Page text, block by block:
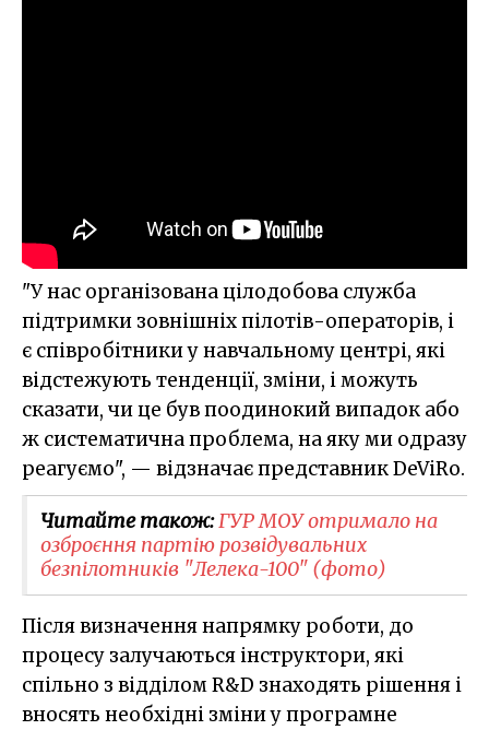
"У нас організована цілодобова служба
підтримки зовнішніх пілотів-операторів, і
є співробітники у навчальному центрі, які
відстежують тенденції, зміни, і можуть
сказати, чи це був поодинокий випадок або
ж систематична проблема, на яку ми одразу
реагуємо", — відзначає представник DeViRo.
Читайте також:ГУР МОУ отримало на
озброєння партію розвідувальних
безпілотників "Лелека-100" (фото)
Після визначення напрямку роботи, до
процесу залучаються інструктори, які
спільно з відділом R&D знаходять рішення і
вносять необхідні зміни у програмне